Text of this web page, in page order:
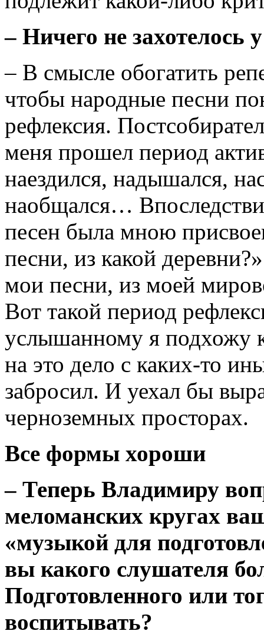
– Ничего не захотелось
– В смысле обогатить
чтобы народные песни
рефлексия.
меня прошел период
наездился, надышался,
наобщался…
песен была мною
песни, из какой
мои песни, из моей
Вот такой период
услышанному я подхожу
на это дело с каких-то
забросил. И уехал бы
черноземных просторах.
Все формы хороши
– Теперь Владимиру
меломанских кругах
«музыкой для
вы какого слушателя
Подготовленного или
воспитывать?